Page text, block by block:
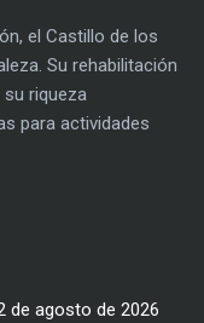
el Castillo de los
Su rehabilitación
su riqueza
para actividades
de agosto de 2026